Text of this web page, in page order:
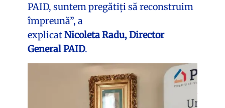
PAID, suntem pregătiți să reconstruim
împreună”, a
explicatNicoleta Radu, Director
General PAID.